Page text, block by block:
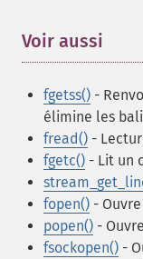
Voir aussi
fgetss() -
élimine les
fread() -
fgetc() - Lit un
fopen() -
popen() -
fsockopen() -